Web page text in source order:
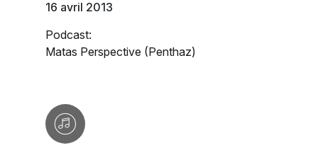
16 avril 2013
Podcast:
Matas Perspective (Penthaz)